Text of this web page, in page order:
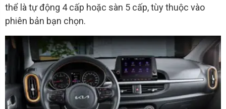
thể là tự động 4 cấp hoặc sàn 5 cấp, tùy thuộc vào
phiên bản bạn chọn.